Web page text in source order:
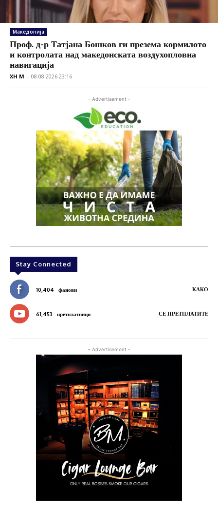
Македонија
Проф. д-р Татјана Бошков ги презема кормилото
и контролата над македонската воздухопловна
навигација
XH M - 08.08.2026 23:16
- Advertisement -
Stay Connected
10,404 фанови КАКО
61,453 претплатници СЕ ПРЕТПЛАТИТЕ
- Advertisement -